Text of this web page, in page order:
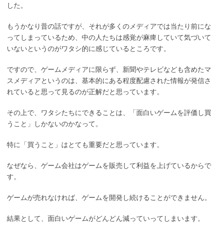
した。
もうかなり昔の話ですが、それが多くのメディアでは当たり前にな
ってしまっているため、中の人たちは感覚が麻痺していて気づいて
いないというのがワタシ的に感じているところです。
ですので、ゲームメディアに限らず、新聞やテレビなども含めたマ
スメディアというのは、基本的にある程度配慮された情報が発信さ
れていると思って見るのが正解だと思っています。
その上で、ワタシたちにできることは、「面白いゲームを評価し買
うこと」しかないのかなって。
特に「買うこと」はとても重要だと思っています。
なぜなら、ゲーム会社はゲームを販売して利益を上げているからで
す。
ゲームが売れなければ、ゲームを開発し続けることができません。
結果として、面白いゲームがどんどん減っていってしまいます。